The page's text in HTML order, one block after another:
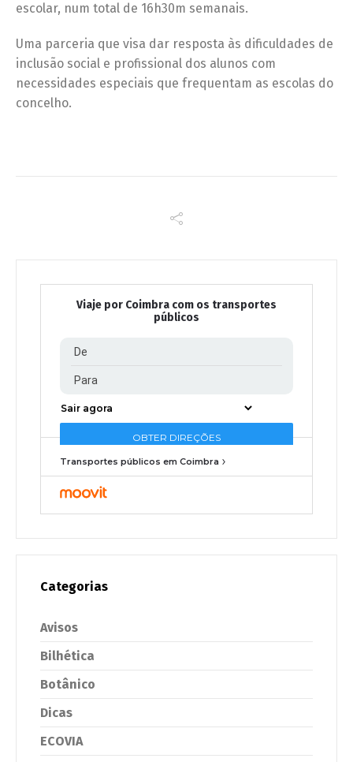
escolar, num total de 16h30m semanais.
Uma parceria que visa dar resposta às dificuldades de
inclusão social e profissional dos alunos com
necessidades especiais que frequentam as escolas do
concelho.
Viaje por Coimbra com os transportes
públicos
Transportes públicos em Coimbra
Categorias
Avisos
Bilhética
Botânico
Dicas
ECOVIA